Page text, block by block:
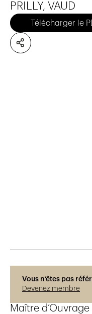
PRILLY, VAUD
Télécharger le
Vous n’êtes pas
Devenez membre
Maître